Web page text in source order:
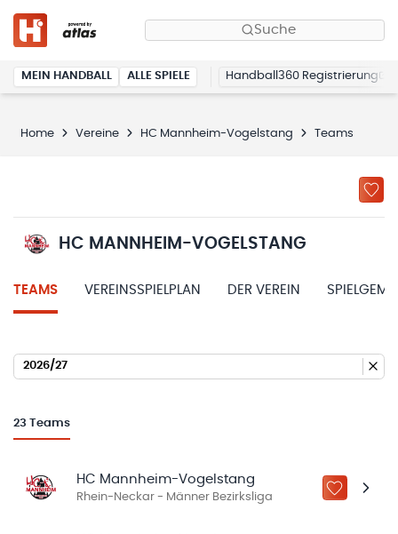
Suche
MEIN HANDBALL ALLE SPIELE Handball360 Registrierung
Home Vereine HC Mannheim-Vogelstang Teams
HC MANNHEIM-VOGELSTANG
TEAMS VEREINSSPIELPLAN DER VEREIN
2026/27
23 Teams
HC Mannheim-Vogelstang
Rhein-Neckar - Männer Bezirksliga ZU „MEINE